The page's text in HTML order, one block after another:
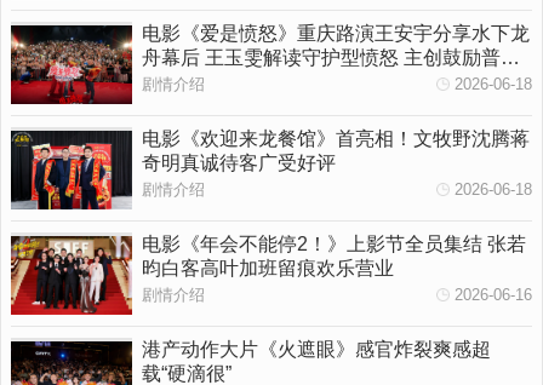
电影《爱是愤怒》重庆路演王安宇分享水下龙
舟幕后 王玉雯解读守护型愤怒 主创鼓励普通
人勇敢挥出一拳
剧情介绍 2026-06-18
电影《欢迎来龙餐馆》首亮相！文牧野沈腾蒋
奇明真诚待客广受好评
剧情介绍 2026-06-18
电影《年会不能停2！》上影节全员集结 张若
昀白客高叶加班留痕欢乐营业
剧情介绍 2026-06-16
港产动作大片《火遮眼》感官炸裂爽感超
载“硬滴很”